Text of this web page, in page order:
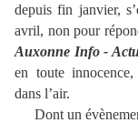
depuis fin janvier,
avril, non pour
Auxonne Info -
en toute
dans l’air.
Dont un